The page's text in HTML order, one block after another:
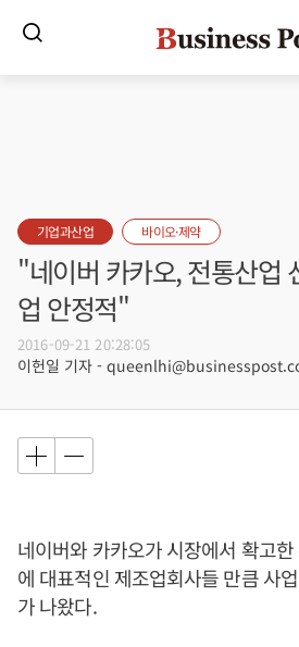
기업과산업 바이오·제약
"네이버 카카오, 전통산업
업 안정적"
2016-09-21 20:28:05
이헌일 기자 -
네이버와 카카오가 시장에서 확고
에 대표적인 제조업회사들 만큼 사
가 나왔다.